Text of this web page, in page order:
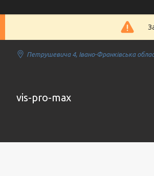
Петрушевича 4, Івано-Франківська
vis-pro-max